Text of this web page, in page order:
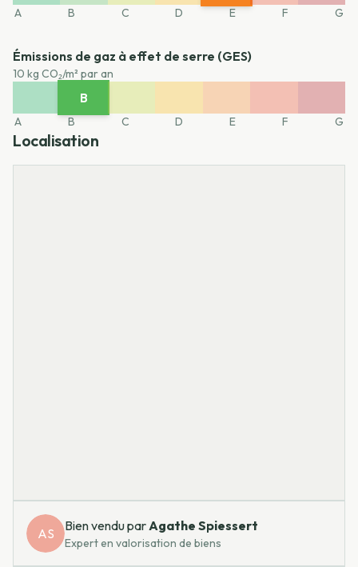
A
B C D E F G
Émissions de gaz à effet de serre (GES)
10 kg CO₂/m² par an
B
A
B C D E F G
Localisation
AS Bien vendu parAgathe Spiessert
Expert en valorisation de biens